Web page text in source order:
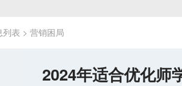
列表 > 营销困局
2024年适合优化师